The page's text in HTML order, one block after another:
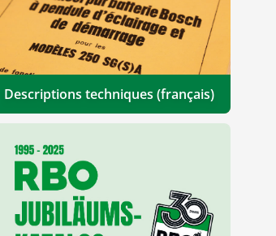
Descriptions techniques (français)